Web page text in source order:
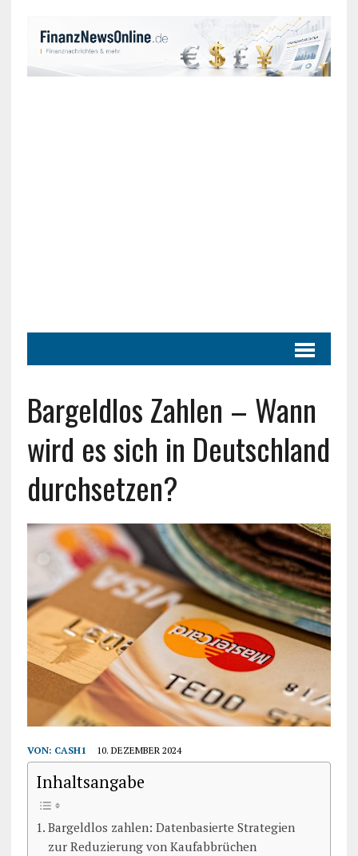
Bargeldlos Zahlen – Wann
wird es sich in Deutschland
durchsetzen?
VON: CASH1 10. DEZEMBER 2024
Inhaltsangabe
Bargeldlos zahlen: Datenbasierte Strategien
zur Reduzierung von Kaufabbrüchen